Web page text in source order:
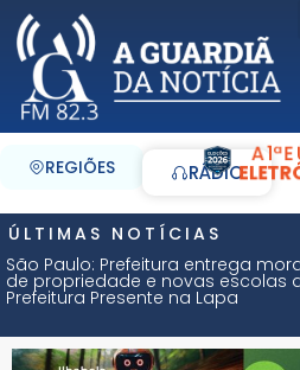
REGIÕES RÁDIO
A 1ª
ÚLTIMAS NOTÍCIAS
São Paulo: Prefeitura entrega
de propriedade e novas escolas
Prefeitura Presente na Lapa